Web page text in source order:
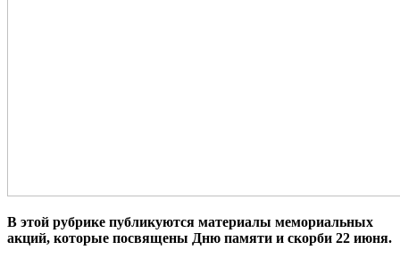
В этой рубрике публикуются материалы мемориальных
акций, которые посвящены Дню памяти и скорби 22 июня.